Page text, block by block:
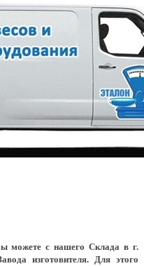
можете с нашего Склада в г.
изготовителя. Для этого